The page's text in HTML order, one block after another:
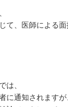
て、医師による面
は、
に通知されますが